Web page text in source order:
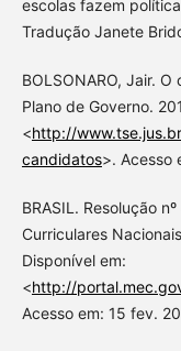
escolas fazem
Tradução Janete
BOLSONARO, Jair.
Plano de Governo.
<http://
candidatos>. Acesso
BRASIL. Resolução
Curriculares
Disponível em:
<http://
Acesso em: 15 fev.